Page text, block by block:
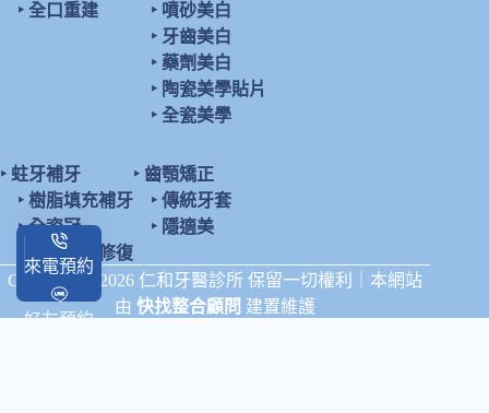
‣ 全口重建
‣ 噴砂美白
‣ 牙齒美白
‣ 藥劑美白
‣ 陶瓷美學貼片
‣ 全瓷美學
‣ 蛀牙補牙
‣ 樹脂填充補牙
‣全瓷冠
陶瓷鑲嵌修復
‣ 齒顎矯正
‣ 傳統牙套
‣ 隱適美
Copyright © 2026 仁和牙醫診所 保留一切權利｜本網站
由快找整合顧問 建置維護
來電預約
好友預約